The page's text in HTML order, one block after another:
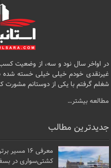
در اواخر سال نود و سه، از وضعیت
غیرنقدی خودم خیلی خیلی خسته شده
شغلم گرفتم با یکی از دوستانم مشورت
مطالعه بیشتر…
جدیدترین مطالب
معرفی ۱۶
کشتی‌سواری در